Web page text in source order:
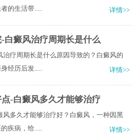
的生活带.....
详情>>
白癜风治疗周期长是什么
治疗周期长是什么原因导致的？白癜风的
经历后发.....
详情>>
-白癜风多久才能够治疗
风多久才能够治疗好？白癜风，一种因黑
疾病，给.....
详情>>